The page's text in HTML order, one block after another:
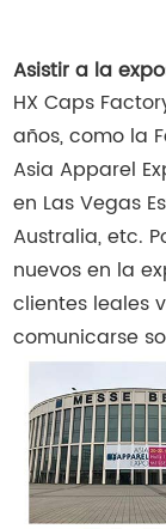
Asistir a la
HX Caps
años, como la
Asia Apparel
en Las Vegas
Australia, etc.
nuevos en la
clientes leales
comunicarse